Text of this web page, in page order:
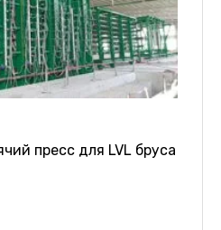
пресс для LVL бруса